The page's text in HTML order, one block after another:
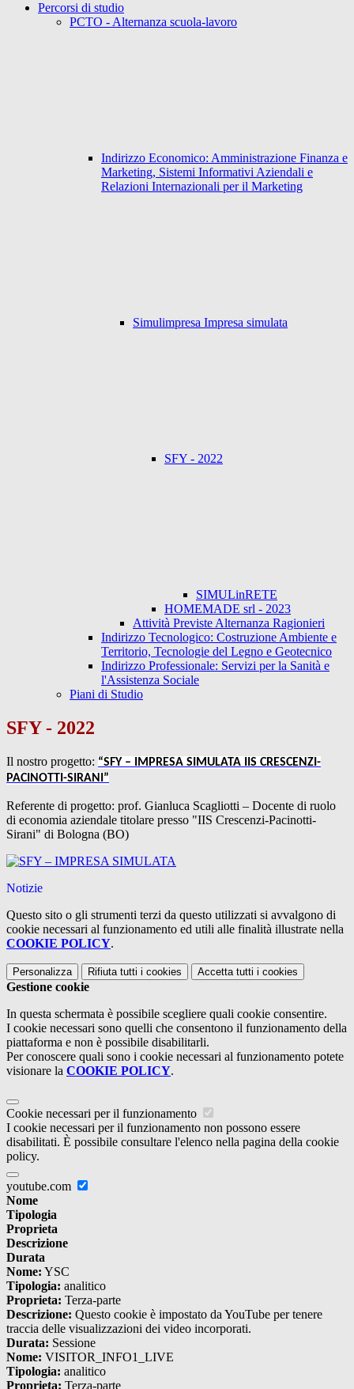
Percorsi di studio
PCTO - Alternanza scuola-lavoro
Indirizzo Economico: Amministrazione Finanza e
Marketing, Sistemi Informativi Aziendali e
Relazioni Internazionali per il Marketing
Simulimpresa Impresa simulata
SFY - 2022
SIMULinRETE
HOMEMADE srl - 2023
Attività Previste Alternanza Ragionieri
Indirizzo Tecnologico: Costruzione Ambiente e
Territorio, Tecnologie del Legno e Geotecnico
Indirizzo Professionale: Servizi per la Sanità e
l'Assistenza Sociale
Piani di Studio
SFY - 2022
Il nostro progetto: “SFY – IMPRESA SIMULATA IIS CRESCENZI-
PACINOTTI-SIRANI”
Referente di progetto: prof. Gianluca Scagliotti – Docente di ruolo
di economia aziendale titolare presso "IIS Crescenzi-Pacinotti-
Sirani" di Bologna (BO)
Notizie
Questo sito o gli strumenti terzi da questo utilizzati si avvalgono di
cookie necessari al funzionamento ed utili alle finalità illustrate nella
COOKIE POLICY.
Personalizza Rifiuta tutti i cookies Accetta tutti i cookies
Gestione cookie
In questa schermata è possibile scegliere quali cookie consentire.
I cookie necessari sono quelli che consentono il funzionamento della
piattaforma e non è possibile disabilitarli.
Per conoscere quali sono i cookie necessari al funzionamento potete
visionare la COOKIE POLICY.
Cookie necessari per il funzionamento
I cookie necessari per il funzionamento non possono essere
disabilitati. È possibile consultare l'elenco nella pagina della cookie
policy.
youtube.com
Nome
Tipologia
Proprieta
Descrizione
Durata
Nome: YSC
Tipologia: analitico
Proprieta: Terza-parte
Descrizione: Questo cookie è impostato da YouTube per tenere
traccia delle visualizzazioni dei video incorporati.
Durata: Sessione
Nome: VISITOR_INFO1_LIVE
Tipologia: analitico
Proprieta: Terza-parte